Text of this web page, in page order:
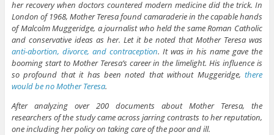
her recovery when doctors countered modern medicine did the trick. In
London of 1968, Mother Teresa found camaraderie in the capable hands
of Malcolm Muggeridge, a journalist who held the same Roman Catholic
and conservative ideas as her. Let it be noted that Mother Teresa was
anti-abortion, divorce, and contraception. It was in his name gave the
booming start to Mother Teresa’s career in the limelight. His influence is
so profound that it has been noted that without Muggeridge,there
would be no Mother Teresa.
After analyzing over 200 documents about Mother Teresa, the
researchers of the study came across jarring contrasts to her reputation,
one including her policy on taking care of the poor and ill.